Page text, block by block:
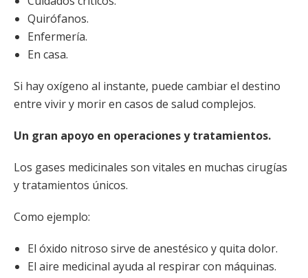
Quirófanos.
Enfermería.
En casa.
Si hay oxígeno al instante, puede cambiar el destino
entre vivir y morir en casos de salud complejos.
Un gran apoyo en operaciones y tratamientos.
Los gases medicinales son vitales en muchas cirugías
y tratamientos únicos.
Como ejemplo:
El óxido nitroso sirve de anestésico y quita dolor.
El aire medicinal ayuda al respirar con máquinas.